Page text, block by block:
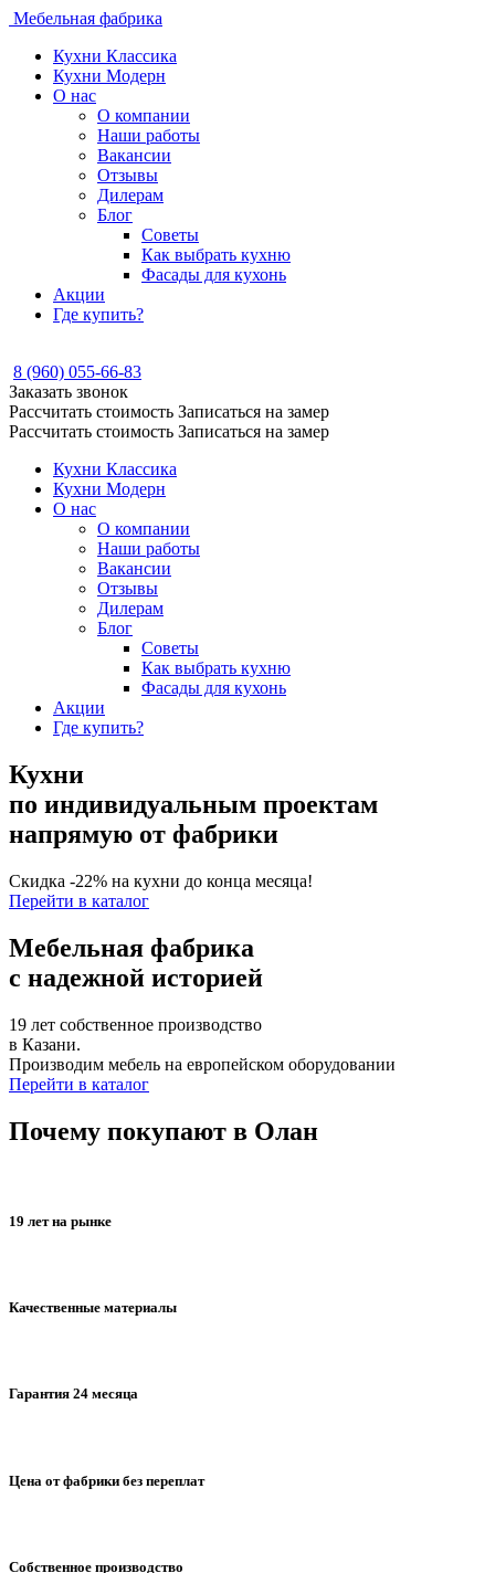
Мебельная фабрика
Кухни Классика
Кухни Модерн
О нас
О компании
Наши работы
Вакансии
Отзывы
Дилерам
Блог
Советы
Как выбрать кухню
Фасады для кухонь
Акции
Где купить?
8 (960) 055-66-83
Заказать звонок
Рассчитать стоимость Записаться на замер
Рассчитать стоимость Записаться на замер
Кухни Классика
Кухни Модерн
О нас
О компании
Наши работы
Вакансии
Отзывы
Дилерам
Блог
Советы
Как выбрать кухню
Фасады для кухонь
Акции
Где купить?
Кухни
по индивидуальным проектам
напрямую от фабрики
Скидка -22% на кухни до конца месяца!
Перейти в каталог
Мебельная фабрика
с надежной историей
19 лет собственное производство
в Казани.
Производим мебель на европейском оборудовании
Перейти в каталог
Почему покупают в Олан
19 лет на рынке
Качественные материалы
Гарантия 24 месяца
Цена от фабрики без переплат
Собственное производство